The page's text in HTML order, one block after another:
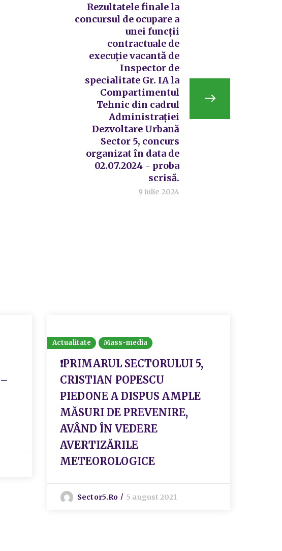
Rezultatele finale la
concursul de ocupare a
unei funcții
contractuale de
execuție vacantă de
Inspector de
specialitate Gr. IA la
Compartimentul
Tehnic din cadrul
Administrației
Dezvoltare Urbană
Sector 5, concurs
organizat în data de
02.07.2024 - proba
scrisă.
9 iulie 2024
Actualitate Mass-media
❗PRIMARUL SECTORULUI 5,
CRISTIAN POPESCU
PIEDONE A DISPUS AMPLE
MĂSURI DE PREVENIRE,
AVÂND ÎN VEDERE
AVERTIZĂRILE
METEOROLOGICE
Sector5.ro 5 august 2021